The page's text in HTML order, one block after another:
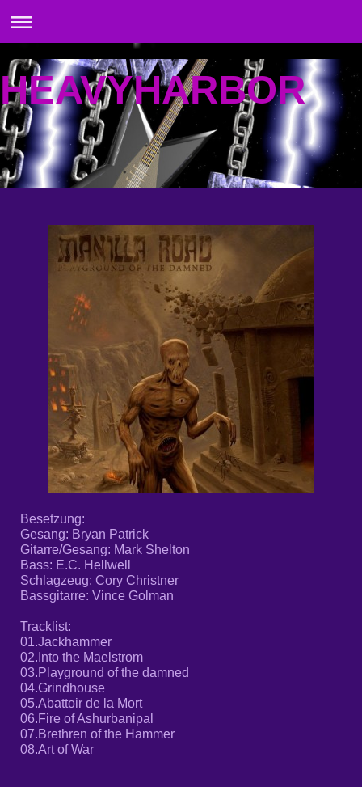
HEAVYHARBOR
Besetzung:
Gesang: Bryan Patrick
Gitarre/Gesang: Mark Shelton
Bass: E.C. Hellwell
Schlagzeug: Cory Christner
Bassgitarre: Vince Golman
Tracklist:
01.Jackhammer
02. Into the Maelstrom
03.Playground of the damned
04.Grindhouse
05.Abattoir de la Mort
06.Fire of Ashurbanipal
07.Brethren of the Hammer
08.Art of War